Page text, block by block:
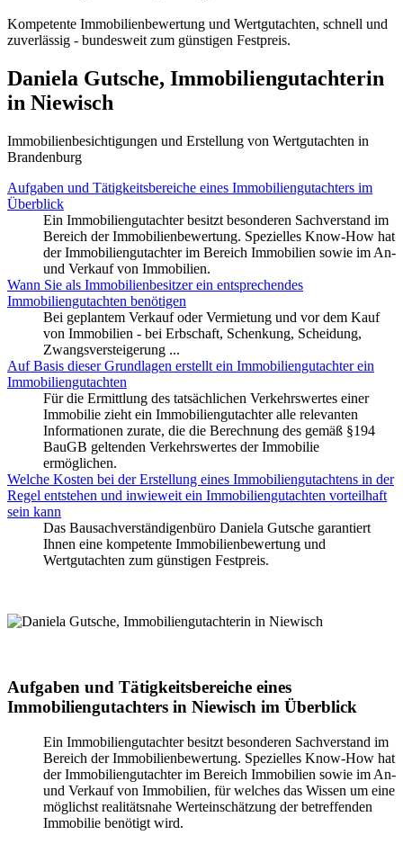
Kompetente Immobilienbewertung und Wertgutachten, schnell und
zuverlässig - bundesweit zum günstigen Festpreis.
Daniela Gutsche, Immobiliengutachterin
in Niewisch
Immobilienbesichtigungen und Erstellung von Wertgutachten in
Brandenburg
Aufgaben und Tätigkeitsbereiche eines Immobiliengutachters im
Überblick
Ein Immobiliengutachter besitzt besonderen Sachverstand im
Bereich der Immobilienbewertung. Spezielles Know-How hat
der Immobiliengutachter im Bereich Immobilien sowie im An-
und Verkauf von Immobilien.
Wann Sie als Immobilienbesitzer ein entsprechendes
Immobiliengutachten benötigen
Bei geplantem Verkauf oder Vermietung und vor dem Kauf
von Immobilien - bei Erbschaft, Schenkung, Scheidung,
Zwangsversteigerung ...
Auf Basis dieser Grundlagen erstellt ein Immobiliengutachter ein
Immobiliengutachten
Für die Ermittlung des tatsächlichen Verkehrswertes einer
Immobilie zieht ein Immobiliengutachter alle relevanten
Informationen zurate, die die Berechnung des gemäß §194
BauGB geltenden Verkehrswertes der Immobilie
ermöglichen.
Welche Kosten bei der Erstellung eines Immobiliengutachtens in der
Regel entstehen und inwieweit ein Immobiliengutachten vorteilhaft
sein kann
Das Bausachverständigenbüro Daniela Gutsche garantiert
Ihnen eine kompetente Immobilienbewertung und
Wertgutachten zum günstigen Festpreis.
Aufgaben und Tätigkeitsbereiche eines
Immobiliengutachters in Niewisch im Überblick
Ein Immobiliengutachter besitzt besonderen Sachverstand im
Bereich der Immobilienbewertung. Spezielles Know-How hat
der Immobiliengutachter im Bereich Immobilien sowie im An-
und Verkauf von Immobilien, für welches das Wissen um eine
möglichst realitätsnahe Werteinschätzung der betreffenden
Immobilie benötigt wird.